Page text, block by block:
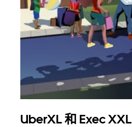
UberXL 和 Exec XXL